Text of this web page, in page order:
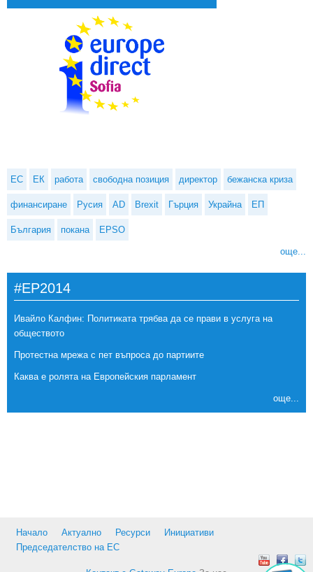
ЕС ЕК работа свободна позиция директор бежанска криза
финансиране Русия AD Brexit Гърция Украйна ЕП
България покана EPSO
още...
#EP2014
Ивайло Калфин: Политиката трябва да се прави в услуга на
обществото
Протестна мрежа с пет въпроса до партиите
Каква е ролята на Европейския парламент
още...
Начало Актуално Ресурси
Инициативи
Председателство на ЕС